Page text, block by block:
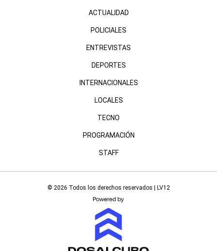
ACTUALIDAD
POLICIALES
ENTREVISTAS
DEPORTES
INTERNACIONALES
LOCALES
TECNO
PROGRAMACIÓN
STAFF
© 2026 Todos los derechos reservados | LV12